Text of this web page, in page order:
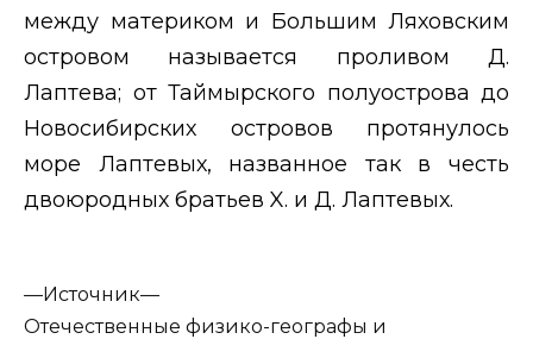
между материком и Большим Ляховским
островом называется проливом Д.
Лаптева; от Таймырского полуострова до
Новосибирских островов протянулось
море Лаптевых, названное так в честь
двоюродных братьев X. и Д. Лаптевых.
—Источник—
Отечественные физико-географы и